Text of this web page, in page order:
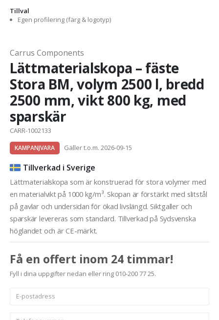
Tillval
Egen profilering (färg & logotyp)
Carrus Components
Lättmaterialskopa – fäste
Stora BM, volym 2500 l, bredd
2500 mm, vikt 800 kg, med
sparskär
CARR-1002133
KAMPANJVARA Gäller t.o.m. 2026-09-15
Tillverkad i Sverige
Lättmaterialskopa som är konstruerad för stora volymer med
en materialvikt på 1000 kg/m³. Skopan är förstärkt med slitstål
på gavlar och undersidan för ökad livslängd. Siktgaller och
sparskär levereras som standard. Tillverkad på Sydsvenska
höglandet och är CE-märkt.
Få en offert inom 24 timmar!
Fyll i dina uppgifter nedan eller ring 010-200 77 25.